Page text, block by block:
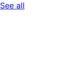
See all